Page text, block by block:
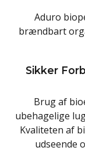
Aduro
brændbart
Sikker
Brug af
ubehagelige
Kvaliteten af
udseende